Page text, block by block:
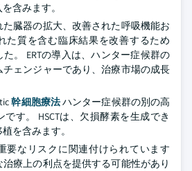
含みます。
臓器の拡大、改善された呼吸機能お
た質を含む臨床結果を改善するため
。 ERTの導入は、ハンター症候群の
ェンジャーであり、治療市場の成長
幹細胞療法ハンター症候群の別の高
す。 HSCTは、欠損酵素を生成でき
を含みます。
要なリスクに関連付けられています
療上の利点を提供する可能性があり